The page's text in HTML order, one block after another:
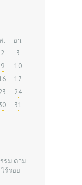
ส. อา.
2
3
9
10
17
23
24
30
31
รม ตาม
ร้รอย